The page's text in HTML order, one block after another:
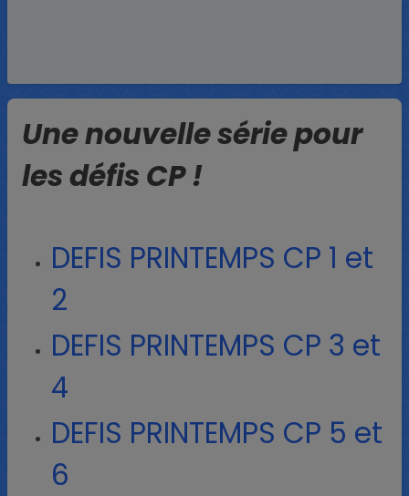
Une nouvelle série pour
les défis CP !
DEFIS PRINTEMPS CP 1 et
2
DEFIS PRINTEMPS CP 3 et
4
DEFIS PRINTEMPS CP 5 et
6